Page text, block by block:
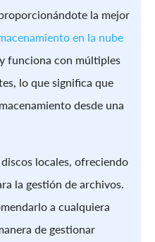
la mejor
en la nube
funciona con múltiples
lo que significa que
desde una
locales, ofreciendo
la gestión de archivos.
a cualquiera
de gestionar